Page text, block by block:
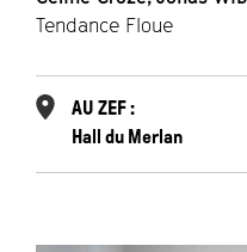
Tendance Floue
AU ZEF :
Hall du Merlan